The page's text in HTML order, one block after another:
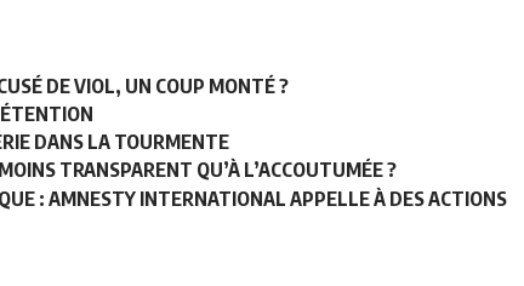
DE VIOL, UN COUP MONTÉ ?
DANS LA TOURMENTE
TRANSPARENT QU’À L’ACCOUTUMÉE ?
: AMNESTY INTERNATIONAL APPELLE À DES ACTIONS